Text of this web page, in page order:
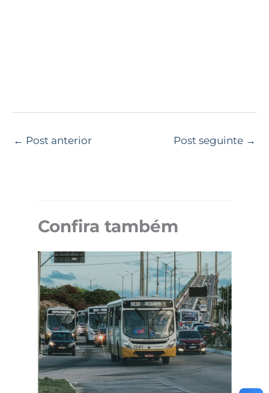
← Post anterior Post seguinte →
Confira também